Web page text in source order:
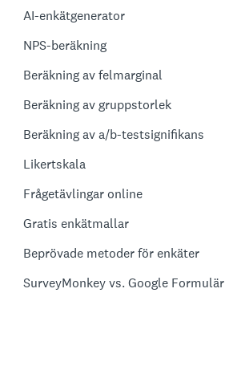
AI-enkätgenerator
NPS-beräkning
Beräkning av felmarginal
Beräkning av gruppstorlek
Beräkning av a/b-testsignifikans
Likertskala
Frågetävlingar online
Gratis enkätmallar
Beprövade metoder för enkäter
SurveyMonkey vs. Google Formulär